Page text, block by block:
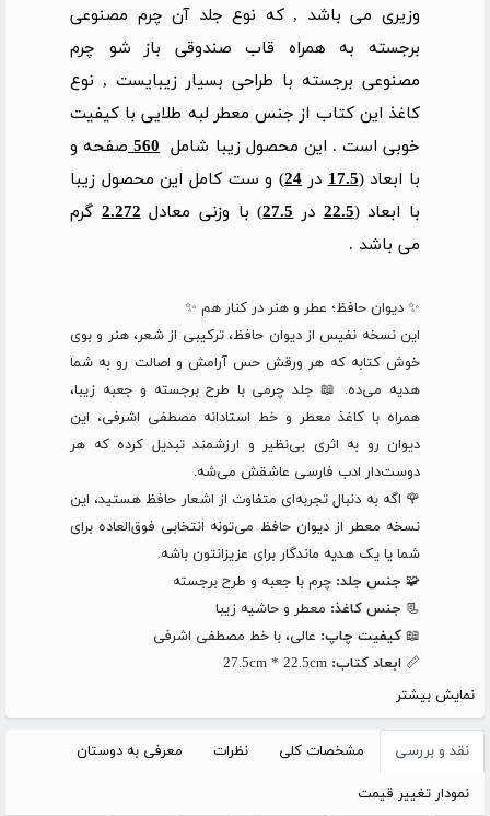
وزیری می باشد , که نوع جلد آن چرم مصنوعی
برجسته به همراه قاب صندوقی باز شو چرم
مصنوعی برجسته با طراحی بسیار زیبایست , نوع
کاغذ این کتاب از جنس معطر لبه طلایی با کیفیت
خوبی است . این محصول زیبا شامل560 صفحه و
با ابعاد (17.5در24) و ست کامل این محصول زیبا
با ابعاد (22.5در27.5) با وزنی معادل2.272گرم
می باشد .
✨ دیوان حافظ؛ عطر و هنر در کنار هم ✨
این نسخه نفیس از دیوان حافظ، ترکیبی از شعر، هنر و بوی
خوش کتابه که هر ورقش حس آرامش و اصالت رو به شما
هدیه می‌ده. 📖 جلد چرمی با طرح برجسته و جعبه زیبا،
همراه با کاغذ معطر و خط استادانه مصطفی اشرفی، این
دیوان رو به اثری بی‌نظیر و ارزشمند تبدیل کرده که هر
دوست‌دار ادب فارسی عاشقش می‌شه.
🌹 اگه به دنبال تجربه‌ای متفاوت از اشعار حافظ هستید، این
نسخه معطر از دیوان حافظ می‌تونه انتخابی فوق‌العاده برای
شما یا یک هدیه ماندگار برای عزیزانتون باشه.
🧩 جنس جلد: چرم با جعبه و طرح برجسته
📃 جنس کاغذ: معطر و حاشیه زیبا
📖 کیفیت چاپ: عالی، با خط مصطفی اشرفی
📏 ابعاد کتاب:
نمایش بیشتر
نقد و بررسی مشخصات کلی نظرات معرفی به دوستان
نمودار تغییر قیمت